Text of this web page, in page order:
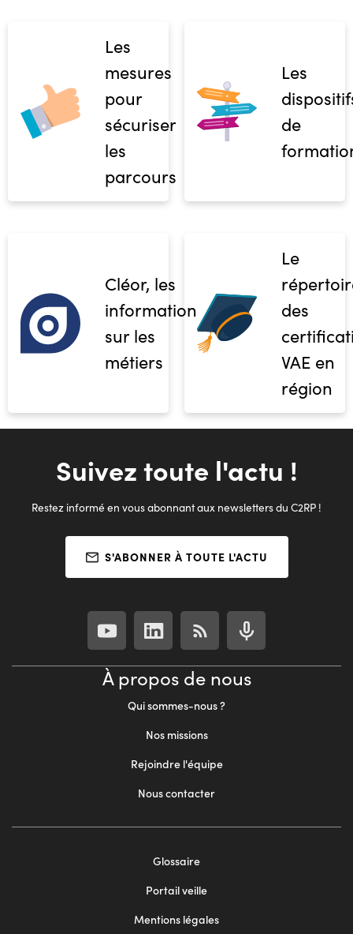
Les
mesures
pour
sécuriser
les
parcours
Les
de
Cléor, les
informations
sur les
métiers
Le
des
VAE en
région
Suivez toute l'actu !
Restez informé en vous abonnant aux newsletters du C2RP !
S'ABONNER À TOUTE L'ACTU
À propos de nous
Qui sommes-nous ?
Nos missions
Rejoindre l'équipe
Nous contacter
Glossaire
Portail veille
Mentions légales